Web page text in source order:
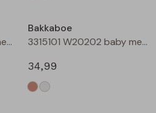
3315101 W20202 baby meisjes buiten jack Taupe
Bakkaboe
3315101 W20202 baby meisjes buiten jack Champagne
34,99